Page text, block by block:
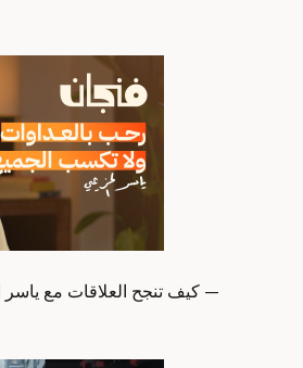
كيف تنجح العلاقات مع ياسر